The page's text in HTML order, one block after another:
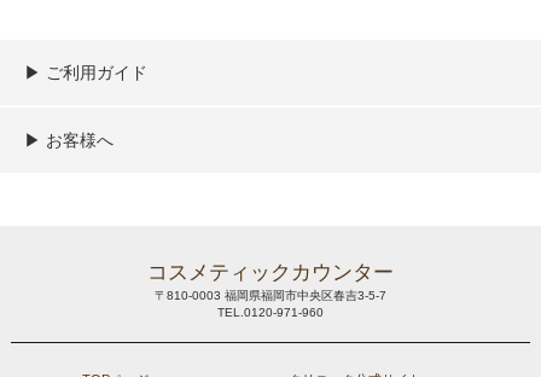
▶︎ ご利用ガイド
ご利用ガイド
決済／配送／送料について
取り扱い商品一覧
顧客情報の取扱について
特定商取引法の表記
▶︎ お客様へ
コスメティックカウンター
〒810-0003 福岡県福岡市中央区春吉3-5-7
TEL.0120-971-960